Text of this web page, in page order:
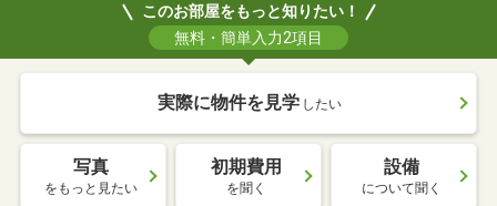
このお部屋をもっと知りたい！
無料・簡単入力2項目
実際に物件を見学 したい
写真
をもっと見たい
初期費用
を聞く
設備
について聞く